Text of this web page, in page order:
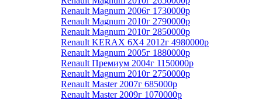
Renault Magnum 2006г 1730000р
Renault Magnum 2010г 2790000р
Renault Magnum 2010г 2850000р
Renault KERAX 6X4 2012г 4980000р
Renault Magnum 2005г 1880000р
Renault Премиум 2004г 1150000р
Renault Magnum 2010г 2750000р
Renault Master 2007г 685000р
Renault Master 2009г 1070000р